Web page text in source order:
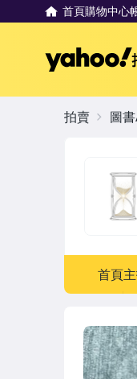
首頁購物中心
首頁
拍賣 圖